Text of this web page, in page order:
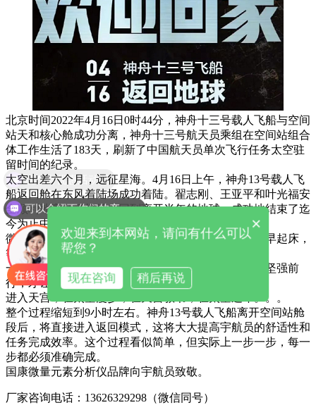
北京时间2022年4月16日0时44分，神舟十三号载人飞船与空间
站天和核心舱成功分离，神舟十三号航天员乘组在空间站组合
体工作生活了183天，刷新了中国航天员单次飞行任务太空驻
留时间的纪录。
太空出差六个月，远征星海。4月16日上午，神舟13号载人飞
船返回舱在东风着陆场成功着陆。翟志刚、王亚平和叶光福安
全顺利地离开了机舱。回到离开半年的地球，成功地结束了迄
今为止中国最长的太空载人飞行。
微博，抖音瞬间爆炸，虽然是周六，但无数中国人早早起床，
等待直播，兴奋等英雄归来。
一代又一代航天人的不懈奋斗，以及每一个追梦人的坚强前
行，才让那句话感觉良好，特别铿锵。
进入天宫，在太空漫步，在天宫教书，在太空过年。。。
整个过程缩短到9小时左右。神舟13号载人飞船离开空间站舱
段后，将直接进入返回模式，这将大大提高宇航员的舒适性和
任务完成效率。这个过程看似简单，但实际上一步一步，每一
步都必须准确完成。
国康微量元素分析仪品牌向宇航员致敬。
厂家咨询电话：13626329298（微信同号）
可以介绍下你们的产品么
现在有优惠活动吗
×
欢迎来到本网站，请问有什么可以
帮您？
现在咨询 稍后再说